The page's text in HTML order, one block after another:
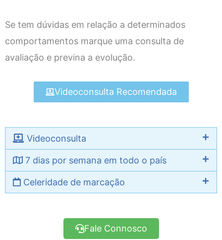
Se tem dúvidas em relação a determinados
comportamentos marque uma consulta de
avaliação e previna a evolução.
Videoconsulta Recomendada
Videoconsulta
7 dias por semana em todo o país
Celeridade de marcação
Fale Connosco